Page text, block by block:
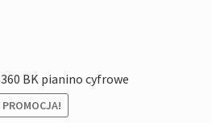
BK pianino cyfrowe
PROMOCJA!